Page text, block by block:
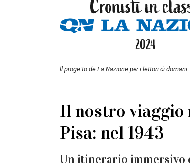
ll progetto de La Nazione per i lettori di domani
Il nostro viaggio
Pisa: nel 1943
Un itinerario immersivo